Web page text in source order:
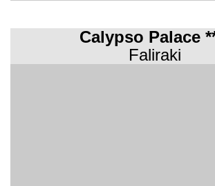
Calypso Palace
Faliraki